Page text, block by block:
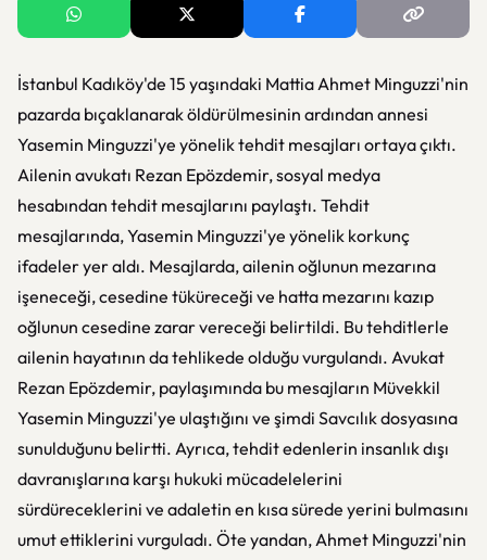
İstanbul Kadıköy'de 15 yaşındaki Mattia Ahmet Minguzzi'nin
pazarda bıçaklanarak öldürülmesinin ardından annesi
Yasemin Minguzzi'ye yönelik tehdit mesajları ortaya çıktı.
Ailenin avukatı Rezan Epözdemir, sosyal medya
hesabından tehdit mesajlarını paylaştı. Tehdit
mesajlarında, Yasemin Minguzzi'ye yönelik korkunç
ifadeler yer aldı. Mesajlarda, ailenin oğlunun mezarına
işeneceği, cesedine tüküreceği ve hatta mezarını kazıp
oğlunun cesedine zarar vereceği belirtildi. Bu tehditlerle
ailenin hayatının da tehlikede olduğu vurgulandı. Avukat
Rezan Epözdemir, paylaşımında bu mesajların Müvekkil
Yasemin Minguzzi'ye ulaştığını ve şimdi Savcılık dosyasına
sunulduğunu belirtti. Ayrıca, tehdit edenlerin insanlık dışı
davranışlarına karşı hukuki mücadelelerini
sürdüreceklerini ve adaletin en kısa sürede yerini bulmasını
umut ettiklerini vurguladı. Öte yandan, Ahmet Minguzzi'nin